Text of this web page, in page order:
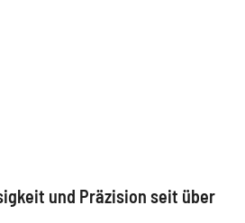
und Präzision seit über